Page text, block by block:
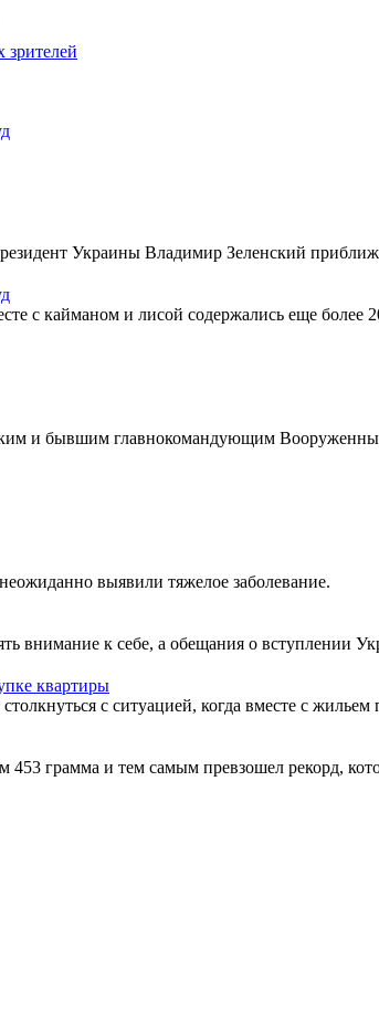
Украины Владимир Зеленский
с кайманом и лисой содержались еще более
и бывшим главнокомандующим
выявили тяжелое заболевание.
внимание к себе, а обещания о вступлении
квартиры
с ситуацией, когда вместе с
и тем самым превзошел рекорд,